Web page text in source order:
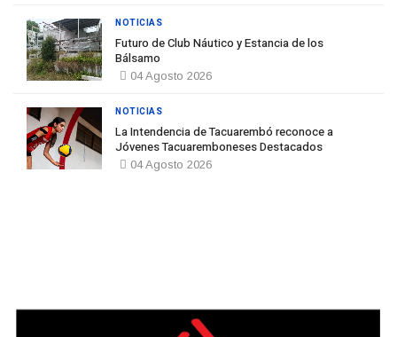
Futuro de Club Náutico y Estancia de los
Bálsamo
04 Agosto 2026
NOTICIAS
La Intendencia de Tacuarembó reconoce a
Jóvenes Tacuaremboneses Destacados
04 Agosto 2026
NOTICIAS